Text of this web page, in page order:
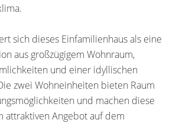
sich dieses Einfamilienhaus als eine
aus großzügigem Wohnraum,
und einer idyllischen
zwei Wohneinheiten bieten Raum
und machen diese
attraktiven Angebot auf dem